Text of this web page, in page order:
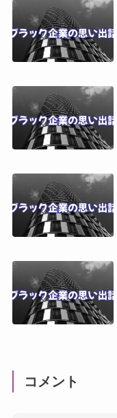
コメント